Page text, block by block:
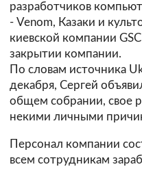
разработчиков
- Venom, Казаки и
киевской компании
закрытии компании.
По словам источника
декабря, Сергей
общем собрании, свое
некими личными
Персонал компании
всем сотрудникам